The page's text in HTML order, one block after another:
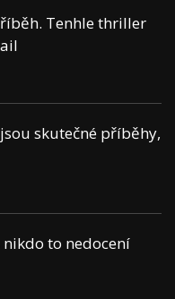
Tenhle thriller
skutečné příběhy,
nikdo to nedocení